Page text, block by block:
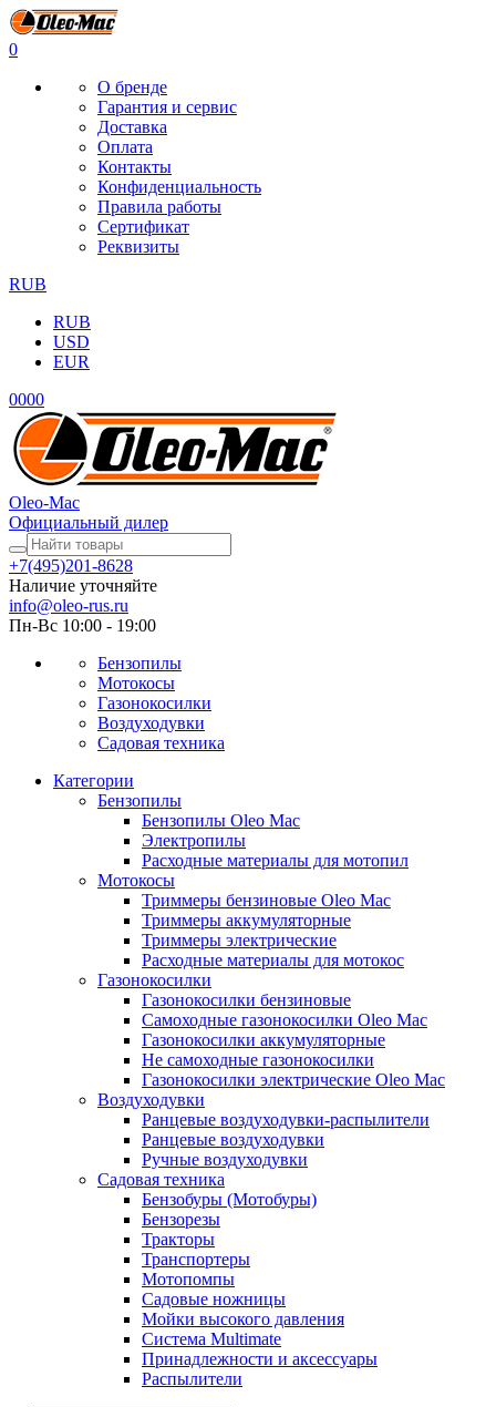
0
О бренде
Гарантия и сервис
Доставка
Оплата
Контакты
Конфиденциальность
Правила работы
Сертификат
Реквизиты
RUB
RUB
USD
EUR
0000
Oleo-Mac
Официальный дилер
+7(495)201-8628
Наличие уточняйте
info@oleo-rus.ru
Пн-Вс 10:00 - 19:00
Бензопилы
Мотокосы
Газонокосилки
Воздуходувки
Садовая техника
Категории
Бензопилы
Бензопилы Oleo Mac
Электропилы
Расходные материалы для мотопил
Мотокосы
Триммеры бензиновые Oleo Mac
Триммеры аккумуляторные
Триммеры электрические
Расходные материалы для мотокос
Газонокосилки
Газонокосилки бензиновые
Самоходные газонокосилки Oleo Mac
Газонокосилки аккумуляторные
Не самоходные газонокосилки
Газонокосилки электрические Oleo Mac
Воздуходувки
Ранцевые воздуходувки-распылители
Ранцевые воздуходувки
Ручные воздуходувки
Садовая техника
Бензобуры (Мотобуры)
Бензорезы
Тракторы
Транспортеры
Мотопомпы
Садовые ножницы
Мойки высокого давления
Система Multimate
Принадлежности и аксессуары
Распылители